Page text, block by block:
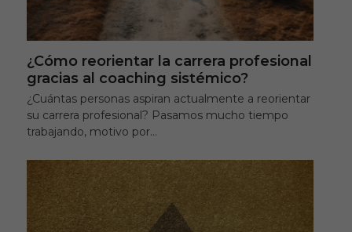
¿Cómo reorientar la carrera profesional
gracias al coaching sistémico?
¿Cuántas personas aspiran actualmente a reorientar
su carrera profesional? Pasamos mucho tiempo
trabajando, motivo por…